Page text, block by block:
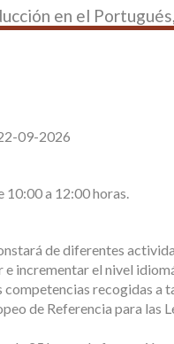
en el
09-2026
10:00 a 12:00 horas.
de diferentes
incrementar el nivel
competencias recogidas a
de Referencia para las